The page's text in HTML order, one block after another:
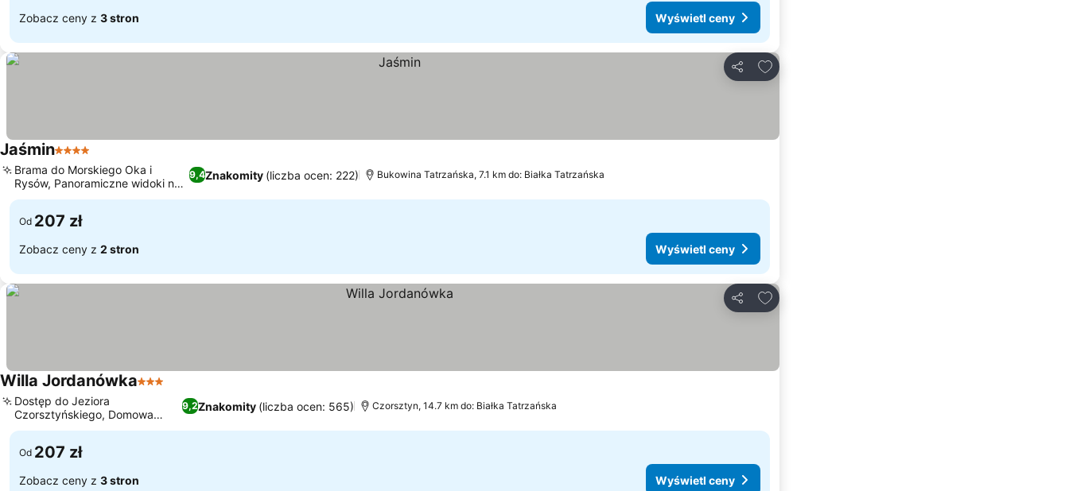
Zobacz ceny z 3 stron Wyświetl ceny
Udostępnij
Dodaj do ulubionych
Jaśmin4 Kategoria
9,4Znakomity (liczba ocen: 222)
Brama do Morskiego Oka i
Rysów, Panoramiczne widoki na
Tatry
Bukowina Tatrzańska, 7.1 km do: Białka Tatrzańska
Od 207 zł
Zobacz ceny z 2 stron Wyświetl ceny
Udostępnij
Dodaj do ulubionych
Willa Jordanówka3 Kategoria
9,2Znakomity (liczba ocen: 565)
Dostęp do Jeziora
Czorsztyńskiego, Domowa
kuchnia polska
Czorsztyn, 14.7 km do: Białka Tatrzańska
Od 207 zł
Zobacz ceny z 3 stron Wyświetl ceny